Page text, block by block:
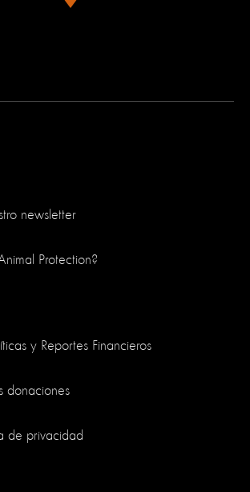
newsletter
Protection?
y Reportes Financieros
donaciones
de privacidad